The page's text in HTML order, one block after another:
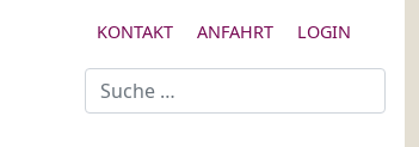
KONTAKT ANFAHRT LOGIN
Suchen